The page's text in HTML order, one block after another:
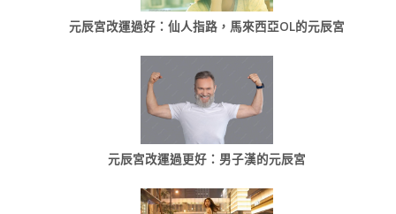
元辰宮改運過好：仙人指路，馬來西亞OL的元辰宮
元辰宮改運過更好：男子漢的元辰宮